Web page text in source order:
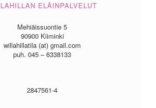
ELÄINPALVELUT
Mehiäissuontie 5
90900 Kiiminki
willahillatila (at) gmail.com
puh. 045 – 6338133
2847561-4